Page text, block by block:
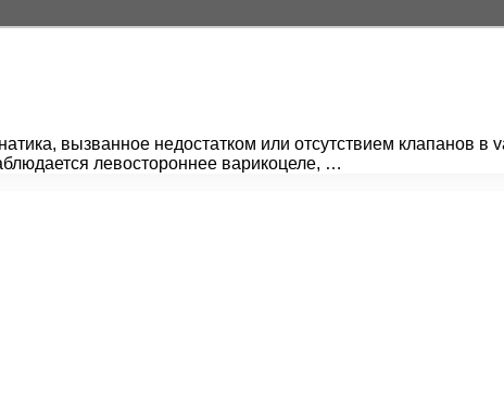
вызванное недостатком или отсутствием клапанов
левостороннее варикоцеле, …